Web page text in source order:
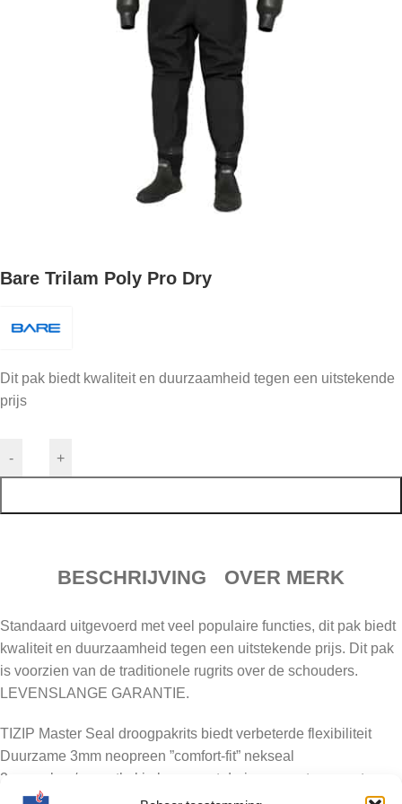
Bare Trilam Poly Pro Dry
Dit pak biedt kwaliteit en duurzaamheid tegen een uitstekende
prijs
- +
BESCHRIJVING OVER MERK
Standaard uitgevoerd met veel populaire functies, dit pak biedt
kwaliteit en duurzaamheid tegen een uitstekende prijs. Dit pak
is voorzien van de traditionele rugrits over de schouders.
LEVENSLANGE GARANTIE.
TIZIP Master Seal droogpakrits biedt verbeterde flexibiliteit
Duurzame 3mm neopreen ”comfort-fit” nekseal
2mm nylon / smoothskin kraag met drain voor extra warmte